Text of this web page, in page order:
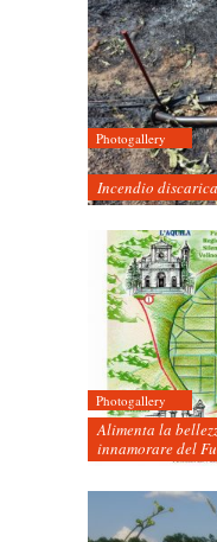
Photogallery
Incendio
Photogallery
Alimenta la
innamorare del